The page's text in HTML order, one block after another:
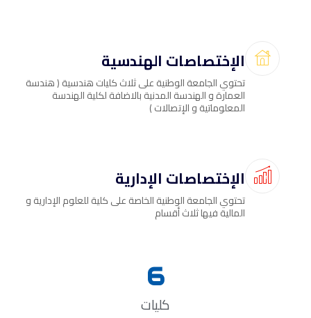
الإختصاصات الهندسية
تحتوي الجامعة الوطنية على ثلاث كليات هندسية ( هندسة
العمارة و الهندسة المدنية بالاضافة لكلية الهندسة
المعلوماتية و الإتصالات )
الإختصاصات الإدارية
تحتوي الجامعة الوطنية الخاصة على كلية للعلوم الإدارية و
المالية فيها ثلاث أقسام
كليات
6